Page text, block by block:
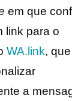
a
link, o
conversa